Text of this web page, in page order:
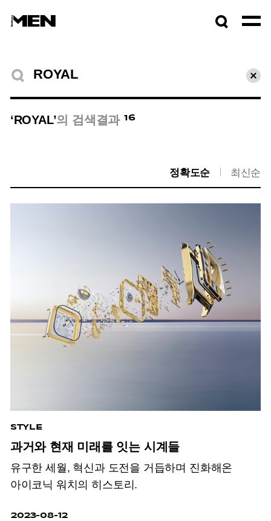
검색결과
초기
‘ROYAL’의 검색결과 16
정확도순 최신순
STYLE
과거와 현재 미래를 잇는 시계들
유구한 세월, 혁신과 도전을 거듭하며 진화해온
아이코닉 워치의 히스토리.
2023-08-12